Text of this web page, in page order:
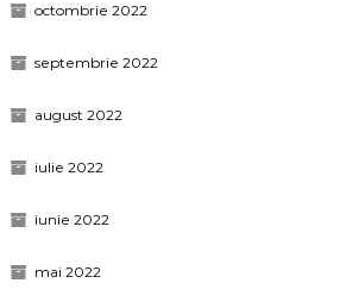
octombrie 2022
septembrie 2022
august 2022
iulie 2022
iunie 2022
mai 2022